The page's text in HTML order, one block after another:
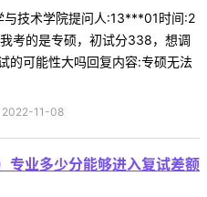
与技术学院提问人:13***01时间:2
考的是专硕，初试分338，想调
的可能性大吗回复内容:专硕无法
2022-11-08
专业多少分能够进入复试差额